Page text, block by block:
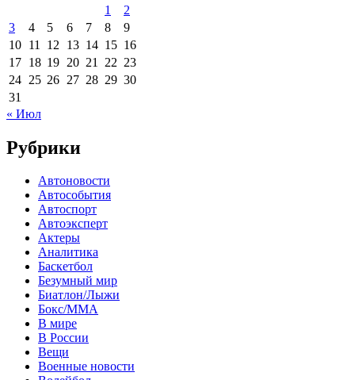
1
2
3
4 5 6 7 8
9
10 11 12 13 14 15 16
17 18 19 20 21 22 23
24 25 26 27 28 29 30
31
« Июл
Рубрики
Автоновости
Автособытия
Автоспорт
Автоэксперт
Актеры
Аналитика
Баскетбол
Безумный мир
Биатлон/Лыжи
Бокс/MMA
В мире
В России
Вещи
Военные новости